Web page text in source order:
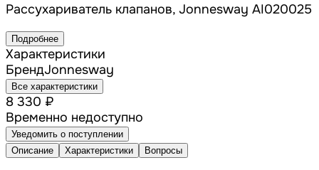
Рассухариватель клапанов, Jonnesway AI020025
Подробнее
Характеристики
БрендJonnesway
Все характеристики
8 330 ₽
Временно недоступно
Уведомить о поступлении
Описание
Характеристики Вопросы